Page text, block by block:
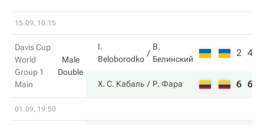
15.09, 10:15
Davis Cup
World
Group 1
Main
Male
Double
I.
Beloborodko
В.
Белинский
2 4
Х. С. Кабаль Р. Фара 6 6
01.09, 19:50